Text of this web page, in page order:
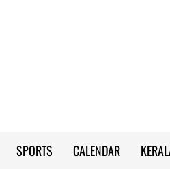
SPORTS CALENDAR